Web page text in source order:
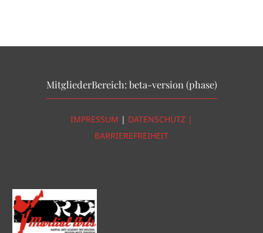
MitgliederBereich: beta-version (phase)
IMPRESSUM | DATENSCHUTZ |
BARRIEREFREIHEIT